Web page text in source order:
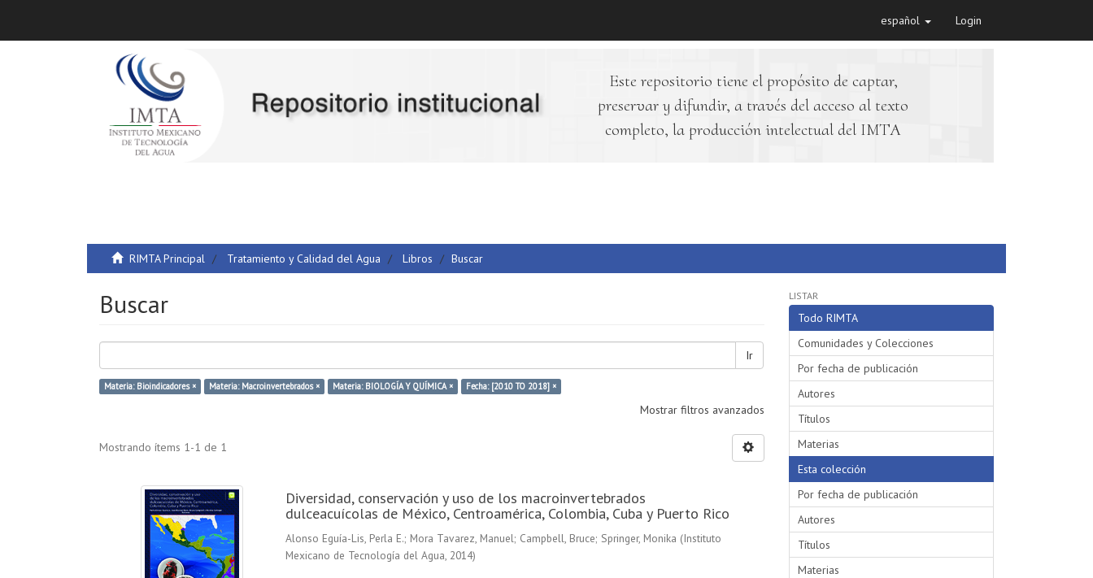
español Login
Este repositorio tiene el propósito de captar,
preservar y difundir, a través del acceso al texto
completo, la producción intelectual del IMTA
RIMTA Principal Tratamiento y Calidad del Agua Libros Buscar
Buscar
Ir
Materia: Bioindicadores × Materia: Macroinvertebrados × Materia: BIOLOGÍA Y QUÍMICA × Fecha: [2010 TO 2018] ×
Mostrar filtros avanzados
Mostrando ítems 1-1 de 1
Diversidad, conservación y uso de los macroinvertebrados
dulceacuícolas de México, Centroamérica, Colombia, Cuba y Puerto Rico
Alonso Eguía-Lis, Perla E.; Mora Tavarez, Manuel; Campbell, Bruce; Springer, Monika (Instituto
Mexicano de Tecnología del Agua, 2014)
LISTAR
Todo RIMTA
Comunidades y Colecciones
Por fecha de publicación
Autores
Títulos
Materias
Esta colección
Por fecha de publicación
Autores
Títulos
Materias